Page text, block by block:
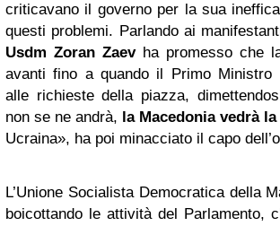
criticavano il governo per la sua
questi problemi. Parlando ai
Usdm Zoran Zaevha promesso che
avanti fino a quando il Primo
alle richieste della piazza,
non se ne andrà, la Macedonia vedrà
Ucraina», ha poi minacciato il capo
L’Unione Socialista Democratica della
boicottando le attività del Parlamento,